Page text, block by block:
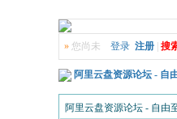
» 您尚未 登录 注册 搜
阿里云盘资源论坛 - 自
阿里云盘资源论坛 - 自由